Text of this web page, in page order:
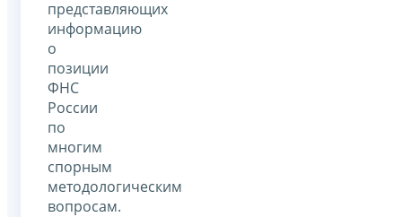
представляющих
информацию
о
позиции
ФНС
России
по
многим
спорным
методологическим
вопросам.